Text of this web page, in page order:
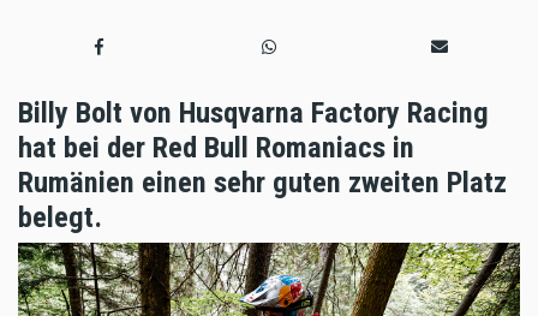
Billy Bolt von Husqvarna Factory Racing
hat bei der Red Bull Romaniacs in
Rumänien einen sehr guten zweiten Platz
belegt.